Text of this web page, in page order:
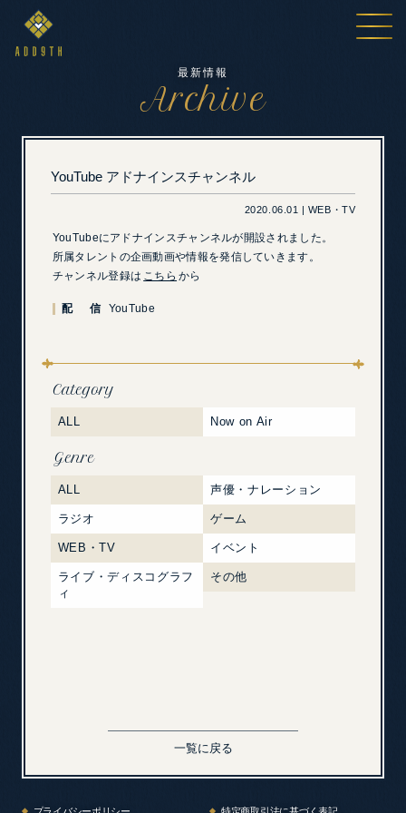
最新情報
Archive
YouTube アドナインスチャンネル
2020.06.01 | WEB・TV
YouTubeにアドナインスチャンネルが開設されました。
所属タレントの企画動画や情報を発信していきます。
チャンネル登録は こちら から
配 信 YouTube
Category
ALL Now on Air
Genre
ALL 声優・ナレーション
ラジオ ゲーム
WEB・TV イベント
ライブ・ディスコグラフ
ィ
その他
一覧に戻る